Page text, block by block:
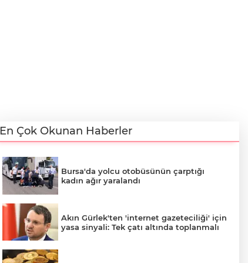
En Çok Okunan Haberler
Bursa'da yolcu otobüsünün çarptığı
kadın ağır yaralandı
Akın Gürlek'ten 'internet gazeteciliği' için
yasa sinyali: Tek çatı altında toplanmalı